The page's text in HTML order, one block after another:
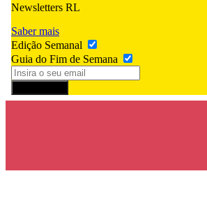
Newsletters RL
Saber mais
Edição Semanal
Guia do Fim de Semana